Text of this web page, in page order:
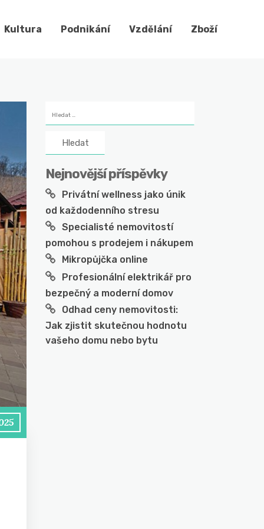
Kultura Podnikání Vzdělání Zboží
Nejnovější příspěvky
Privátní wellness jako únik
od každodenního stresu
Specialisté nemovitostí
pomohou s prodejem i nákupem
Mikropůjčka online
Profesionální elektrikář pro
bezpečný a moderní domov
Odhad ceny nemovitosti:
Jak zjistit skutečnou hodnotu
vašeho domu nebo bytu